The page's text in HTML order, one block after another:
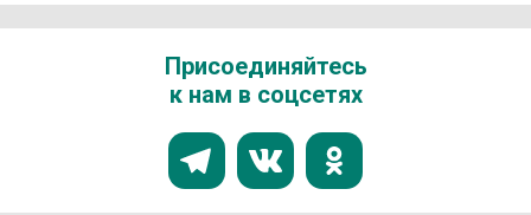
Присоединяйтесь
к нам в соцсетях